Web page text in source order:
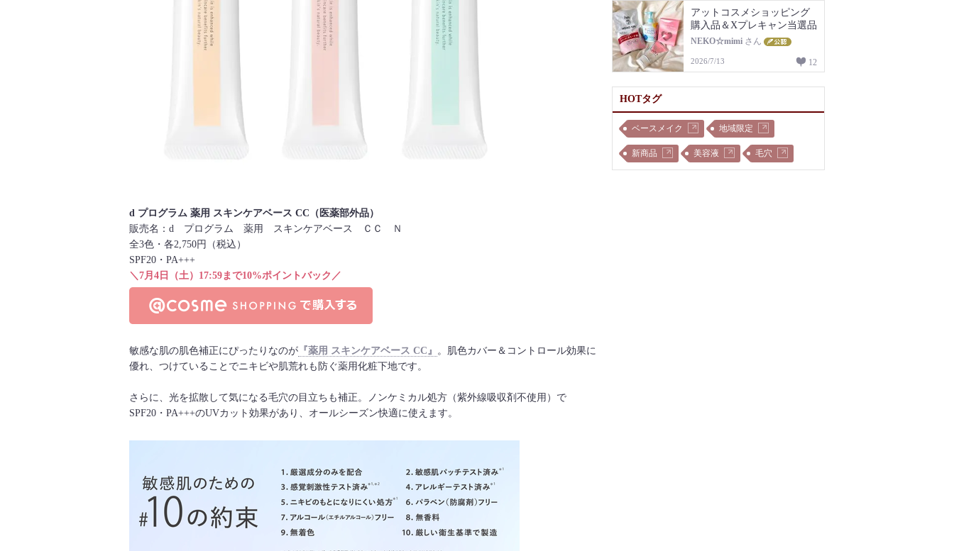
d プログラム 薬用 スキンケアベース CC（医薬部外品）
販売名：d プログラム 薬用 スキンケアベース ＣＣ Ｎ
全3色・各2,750円（税込）
SPF20・PA+++
＼7月4日（土）17:59まで10%ポイントバック／
敏感な肌の肌色補正にぴったりなのが 『薬用 スキンケアベース CC』 。肌色カバー＆コントロール効果に
優れ、つけていることでニキビや肌荒れも防ぐ薬用化粧下地です。
さらに、光を拡散して気になる毛穴の目立ちも補正。ノンケミカル処方（紫外線吸収剤不使用）で
SPF20・PA+++のUVカット効果があり、オールシーズン快適に使えます。
アットコスメショッピング
購入品＆Xプレキャン当選品
NEKO☆mimi さん
2026/7/13 12
HOTタグ
ベースメイク 地域限定
新商品 美容液 毛穴